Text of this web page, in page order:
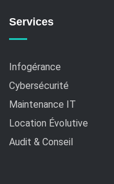
Services
Infogérance
Cybersécurité
Maintenance IT
Location Évolutive
Audit & Conseil